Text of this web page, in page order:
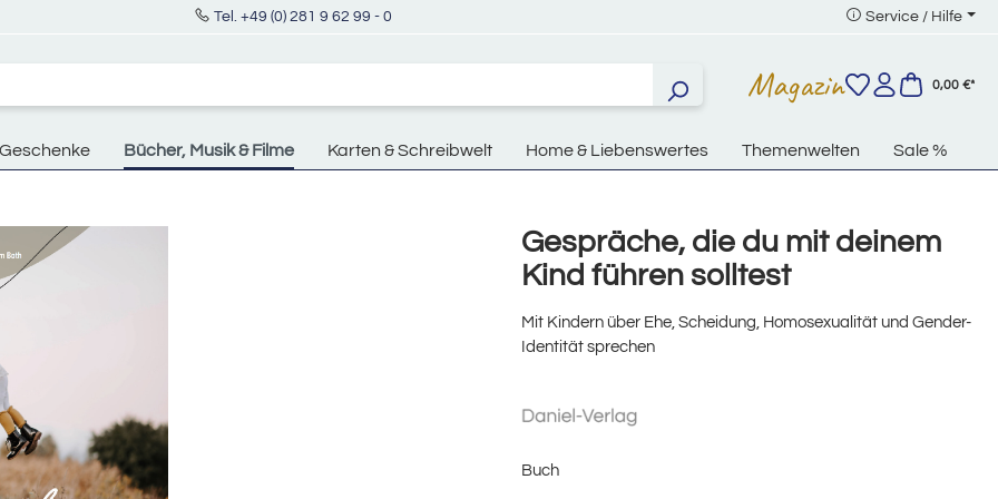
Tel. +49 (0) 281 9 62 99 - 0 Service / Hilfe
Magazin 0,00 €*
Geschenke Bücher, Musik & Filme Karten & Schreibwelt Home & Liebenswertes Themenwelten Sale %
Gespräche, die du mit deinem
Kind führen solltest
Mit Kindern über Ehe, Scheidung, Homosexualität und Gender-
Identität sprechen
Buch